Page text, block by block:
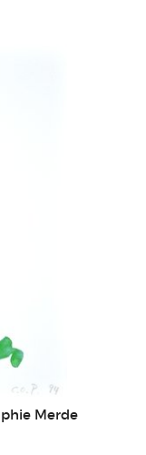
Merde